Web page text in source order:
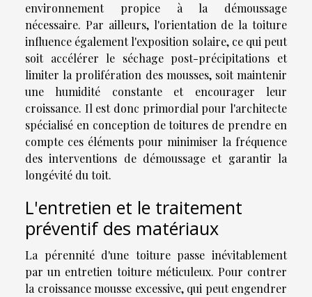
environnement propice à la démoussage
nécessaire. Par ailleurs, l'orientation de la toiture
influence également l'exposition solaire, ce qui peut
soit accélérer le séchage post-précipitations et
limiter la prolifération des mousses, soit maintenir
une humidité constante et encourager leur
croissance. Il est donc primordial pour l'architecte
spécialisé en conception de toitures de prendre en
compte ces éléments pour minimiser la fréquence
des interventions de démoussage et garantir la
longévité du toit.
L'entretien et le traitement
préventif des matériaux
La pérennité d'une toiture passe inévitablement
par un entretien toiture méticuleux. Pour contrer
la croissance mousse excessive, qui peut engendrer